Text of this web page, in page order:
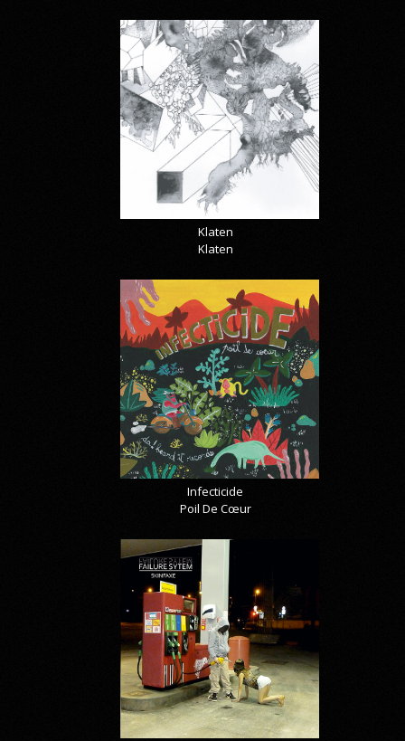
Klaten
Klaten
Infecticide
Poil De Cœur